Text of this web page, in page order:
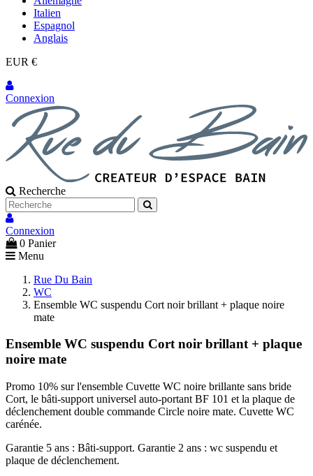
Italien
Espagnol
Anglais
EUR €
Connexion
Recherche
Connexion
0 Panier
Menu
Rue Du Bain
WC
Ensemble WC suspendu Cort noir brillant + plaque noire
mate
Ensemble WC suspendu Cort noir brillant + plaque
noire mate
Promo 10% sur l'ensemble Cuvette WC noire brillante sans bride
Cort, le bâti-support universel auto-portant BF 101 et la plaque de
déclenchement double commande Circle noire mate. Cuvette WC
carénée.
Garantie 5 ans : Bâti-support. Garantie 2 ans : wc suspendu et
plaque de déclenchement.